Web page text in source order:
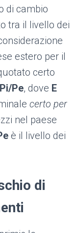
di cambio
tra il livello dei
estero per il
certo
Pe, dove E
certo per
nel paese
è il livello dei
di